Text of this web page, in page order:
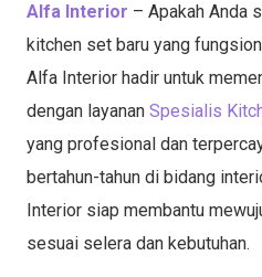
Alfa Interior – Apakah Anda
kitchen set baru yang
Alfa Interior hadir untuk
dengan layanan Spesialis
yang profesional dan
bertahun-tahun di bidang
Interior siap membantu
sesuai selera dan kebutuhan.